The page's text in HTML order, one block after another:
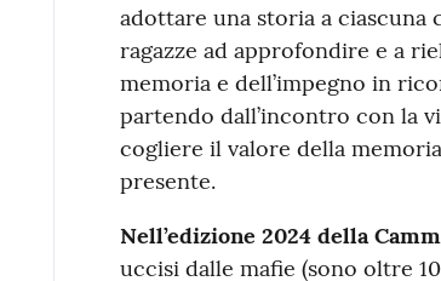
adottare una storia a ciascuna
ragazze ad approfondire e a
memoria e dell’impegno in
partendo dall’incontro con la
cogliere il valore della
presente.
Nell’edizione 2024 della
uccisi dalle mafie (sono oltre